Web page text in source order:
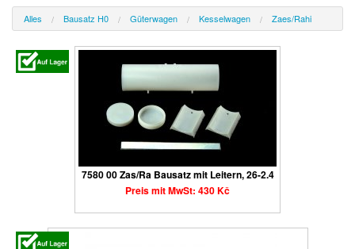
Alles Bausatz H0 Güterwagen Kesselwagen Zaes/Rahi
7580 00 Zas/Ra Bausatz mit Leitern, 26-2.4
Preis mit MwSt: 430 Kč